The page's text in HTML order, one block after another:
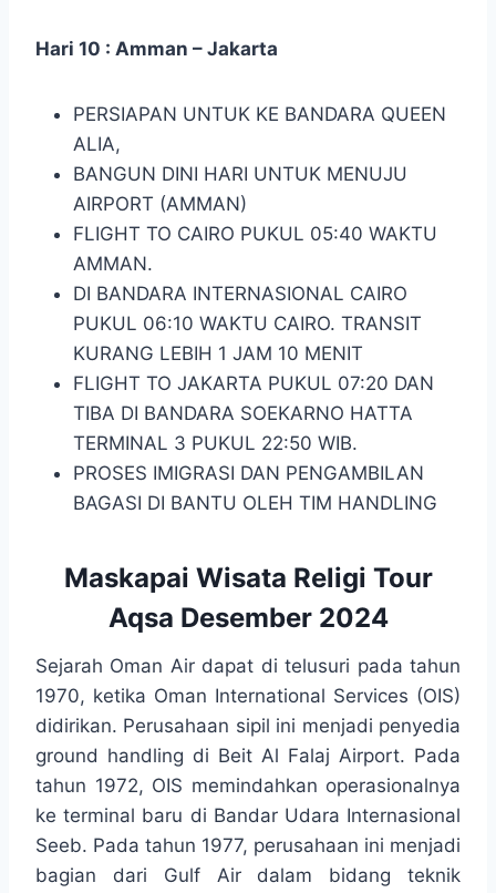
Hari 10 : Amman – Jakarta
PERSIAPAN UNTUK KE BANDARA QUEEN
ALIA,
BANGUN DINI HARI UNTUK MENUJU
AIRPORT (AMMAN)
FLIGHT TO CAIRO PUKUL 05:40 WAKTU
AMMAN.
DI BANDARA INTERNASIONAL CAIRO
PUKUL 06:10 WAKTU CAIRO. TRANSIT
KURANG LEBIH 1 JAM 10 MENIT
FLIGHT TO JAKARTA PUKUL 07:20 DAN
TIBA DI BANDARA SOEKARNO HATTA
TERMINAL 3 PUKUL 22:50 WIB.
PROSES IMIGRASI DAN PENGAMBILAN
BAGASI DI BANTU OLEH TIM HANDLING
Maskapai Wisata Religi Tour
Aqsa Desember 2024
Sejarah Oman Air dapat di telusuri pada tahun
1970, ketika Oman International Services (OIS)
didirikan. Perusahaan sipil ini menjadi penyedia
ground handling di Beit Al Falaj Airport. Pada
tahun 1972, OIS memindahkan operasionalnya
ke terminal baru di Bandar Udara Internasional
Seeb. Pada tahun 1977, perusahaan ini menjadi
bagian dari Gulf Air dalam bidang teknik